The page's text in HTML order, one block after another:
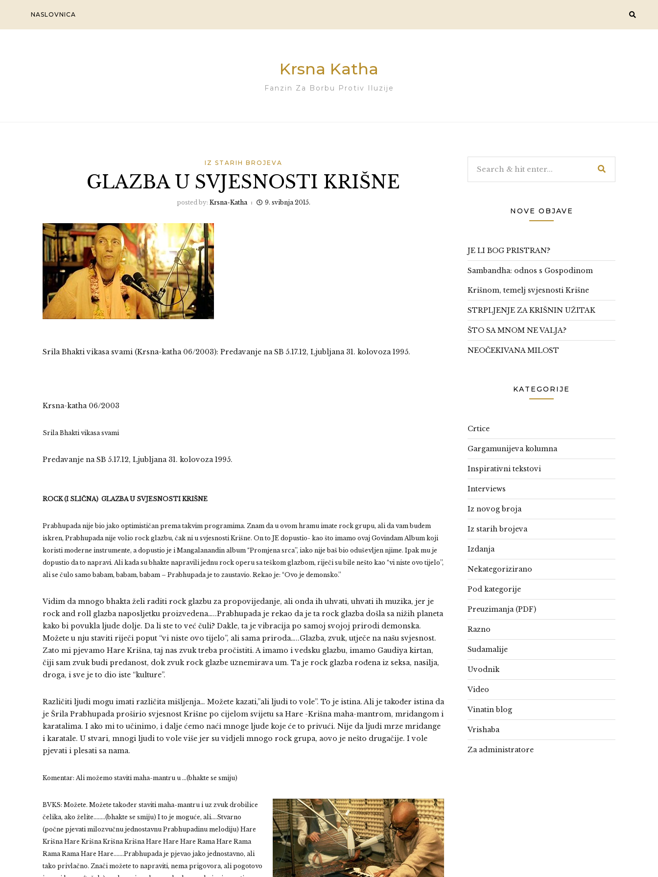
content
NASLOVNICA
Krsna Katha
Fanzin Za Borbu Protiv Iluzije
IZ STARIH BROJEVA
GLAZBA U SVJESNOSTI KRIŠNE
posted by: Krsna-Katha 9. svibnja 2015.
Srila Bhakti vikasa svami (Krsna-katha 06/2003): Predavanje na SB 5.17.12, Ljubljana 31. kolovoza 1995.
Krsna-katha 06/2003
Srila Bhakti vikasa svami
Predavanje na SB 5.17.12, Ljubljana 31. kolovoza 1995.
ROCK (I SLIČNA) GLAZBA U SVJESNOSTI KRIŠNE
Prabhupada nije bio jako optimističan prema takvim programima. Znam da u ovom hramu imate rock grupu, ali da vam budem
iskren, Prabhupada nije volio rock glazbu, čak ni u svjesnosti Krišne. On to JE dopustio- kao što imamo ovaj Govindam Album koji
koristi moderne instrumente, a dopustio je i Mangalanandin album “Promjena srca”, iako nije baš bio oduševljen njime. Ipak mu je
dopustio da to napravi. Ali kada su bhakte napravili jednu rock operu sa teškom glazbom, riječi su bile nešto kao “vi niste ovo tijelo”,
ali se čulo samo babam, babam, babam – Prabhupada je to zaustavio. Rekao je: “Ovo je demonsko.”
Vidim da mnogo bhakta želi raditi rock glazbu za propovijedanje, ali onda ih uhvati, uhvati ih muzika, jer je
rock and roll glazba naposljetku proizvedena…..Prabhupada je rekao da je ta rock glazba došla sa nižih planeta
kako bi povukla ljude dolje. Da li ste to već čuli? Dakle, ta je vibracija po samoj svojoj prirodi demonska.
Možete u nju staviti riječi poput “vi niste ovo tijelo”, ali sama priroda…..Glazba, zvuk, utječe na našu svjesnost.
Zato mi pjevamo Hare Krišna, taj nas zvuk treba pročistiti. A imamo i vedsku glazbu, imamo Gaudiya kirtan,
čiji sam zvuk budi predanost, dok zvuk rock glazbe uznemirava um. Ta je rock glazba rođena iz seksa, nasilja,
droga, i sve je to dio iste “kulture”.
Različiti ljudi mogu imati različita mišljenja… Možete kazati,”ali ljudi to vole”. To je istina. Ali je također istina da
je Šrila Prabhupada proširio svjesnost Krišne po cijelom svijetu sa Hare -Krišna maha-mantrom, mridangom i
karatalima. I ako mi to učinimo, i dalje ćemo naći mnoge ljude koje će to privući. Nije da ljudi mrze mridange
i karatale. U stvari, mnogi ljudi to vole više jer su vidjeli mnogo rock grupa, aovo je nešto drugačije. I vole
pjevati i plesati sa nama.
Komentar: Ali možemo staviti maha-mantru u …(bhakte se smiju)
BVKS: Možete. Možete također staviti maha-mantru i uz zvuk drobilice
čelika, ako želite……..(bhakte se smiju) I to je moguće, ali….Stvarno
(počne pjevati milozvučnu jednostavnu Prabhupadinu melodiju) Hare
Krišna Hare Krišna Krišna Krišna Hare Hare Hare Rama Hare Rama
Rama Rama Hare Hare…….Prabhupada je pjevao jako jednostavno, ali
tako privlačno. Znači možete to napraviti, nema prigovora, ali pogotovo
NOVE OBJAVE
JE LI BOG PRISTRAN?
Sambandha: odnos s Gospodinom
Krišnom, temelj svjesnosti Krišne
STRPLJENJE ZA KRIŠNIN UŽITAK
ŠTO SA MNOM NE VALJA?
NEOČEKIVANA MILOST
KATEGORIJE
Crtice
Gargamunijeva kolumna
Inspirativni tekstovi
Interviews
Iz novog broja
Iz starih brojeva
Izdanja
Nekategorizirano
Pod kategorije
Preuzimanja (PDF)
Razno
Sudamalije
Uvodnik
Video
Vinatin blog
Vrishaba
Za administratore